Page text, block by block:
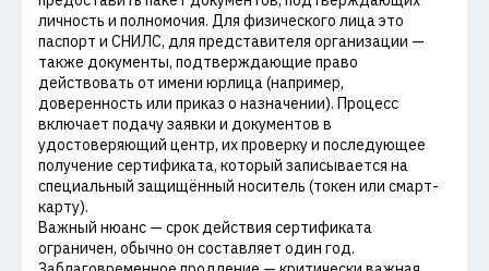
личность и полномочия. Для физического лица это
паспорт и СНИЛС, для представителя организации —
также документы, подтверждающие право
действовать от имени юрлица (например,
доверенность или приказ о назначении). Процесс
включает подачу заявки и документов в
удостоверяющий центр, их проверку и последующее
получение сертификата, который записывается на
специальный защищённый носитель (токен или смарт-
карту).
Важный нюанс — срок действия сертификата
ограничен, обычно он составляет один год.